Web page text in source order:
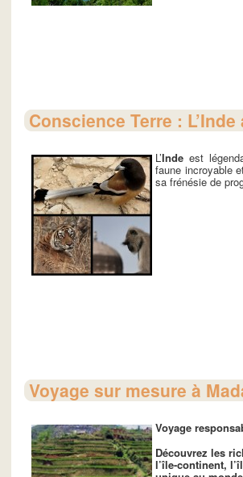
Conscience Terre :
L’Inde est
faune incroyable
sa frénésie de
Voyage sur mesure à
Voyage
Découvrez les
l’île-continent,